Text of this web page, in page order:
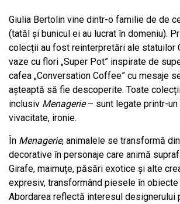
Giulia Bertolin vine dintr-o familie de de
(tatăl și bunicul ei au lucrat în domeniu).
colecții au fost reinterpretări ale statuilor
vaze cu flori „Super Pot” inspirate de
cafea „Conversation Coffee” cu mesaje
așteaptă să fie descoperite. Toate
inclusiv Menagerie– sunt legate printr-un
vivacitate, ironie.
În Menagerie, animalele se transformă
decorative în personaje care animă
Girafe, maimuțe, păsări exotice și alte
expresiv, transformând piesele în
Abordarea reflectă interesul designerului